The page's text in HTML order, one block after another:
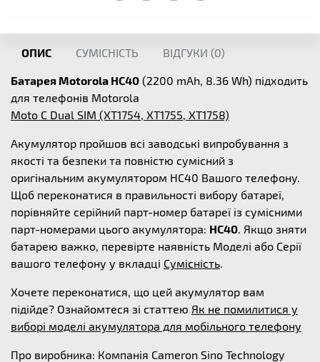
ОПИС СУМІСНІСТЬ ВІДГУКИ (0)
Батарея Motorola HC40 (2200 mAh, 8.36 Wh) підходить
для телефонів Motorola
Moto C Dual SIM (XT1754, XT1755, XT1758)
Акумулятор пройшов всі заводські випробування з
якості та безпеки та повністю сумісний з
оригінальним акумулятором HC40 Вашого телефону.
Щоб переконатися в правильності вибору батареї,
порівняйте серійний парт-номер батареї із сумісними
парт-номерами цього акумулятора: HC40. Якщо зняти
батарею важко, перевірте наявність Моделі або Серії
вашого телефону у вкладці Сумісність.
Хочете переконатися, що цей акумулятор вам
підійде? Ознайомтеся зі статтею Як не помилитися у
виборі моделі акумулятора для мобільного телефону
Про виробника: Компанія Cameron Sino Technology